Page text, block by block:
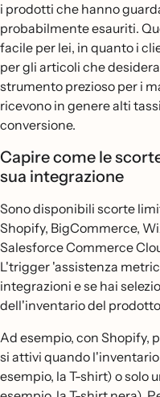
i prodotti che hanno
probabilmente esauriti.
facile per lei, in quanto i
per gli articoli che
strumento prezioso per i
ricevono in genere alti
conversione.
Capire come le
sua integrazione
Sono disponibili scorte
Shopify, BigCommerce,
Salesforce Commerce
L'trigger 'assistenza
integrazioni e se hai
dell'inventario del
Ad esempio, con Shopify,
si attivi quando
esempio, la T-shirt) o solo